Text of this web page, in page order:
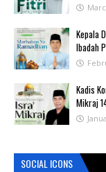
Kepala
Ibadah
Kadis
Mikraj
SOCIAL ICONS